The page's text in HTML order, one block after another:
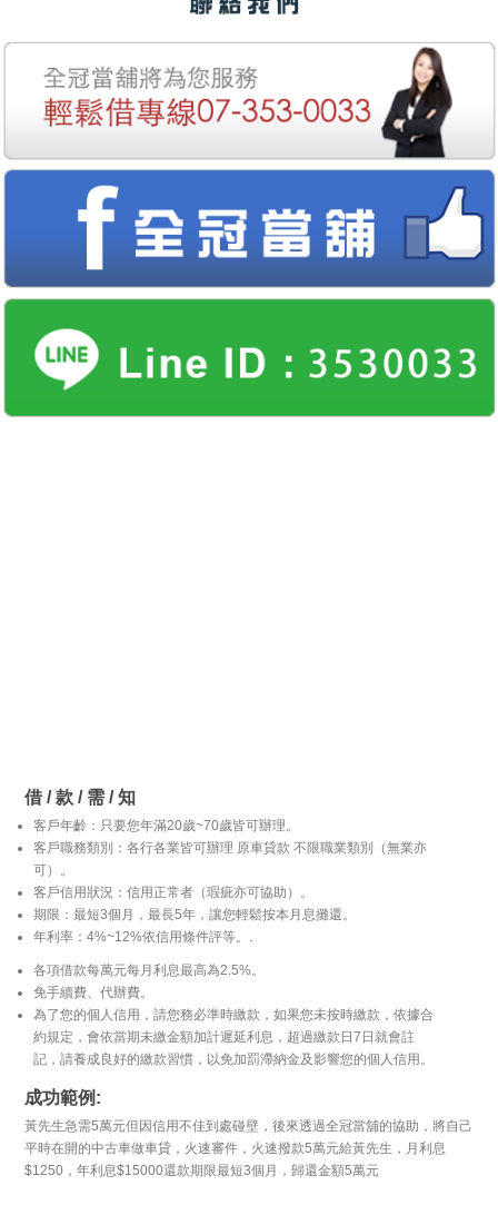
借 / 款 / 需 / 知
客戶年齡：只要您年滿20歲~70歲皆可辦理。
客戶職務類別：各行各業皆可辦理 原車貸款 不限職業類別（無業亦
可）。
客戶信用狀況：信用正常者（瑕疵亦可協助）。
期限：最短3個月，最長5年，讓您輕鬆按本月息攤還。
年利率：4%~12%依信用條件評等。.
各項借款每萬元每月利息最高為2.5%。
免手續費、代辦費。
為了您的個人信用，請您務必準時繳款，如果您未按時繳款，依據合
約規定，會依當期未繳金額加計遲延利息，超過繳款日7日就會註
記，請養成良好的繳款習慣，以免加罰滯納金及影響您的個人信用。
成功範例:
黃先生急需5萬元但因信用不佳到處碰壁，後來透過全冠當舖的協助，將自己
平時在開的中古車做車貸，火速審件，火速撥款5萬元給黃先生，月利息
$1250，年利息$15000還款期限最短3個月，歸還金額5萬元